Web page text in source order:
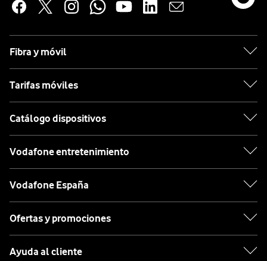
Fibra y móvil
Tarifas móviles
Catálogo dispositivos
Vodafone entretenimiento
Vodafone España
Ofertas y promociones
Ayuda al cliente